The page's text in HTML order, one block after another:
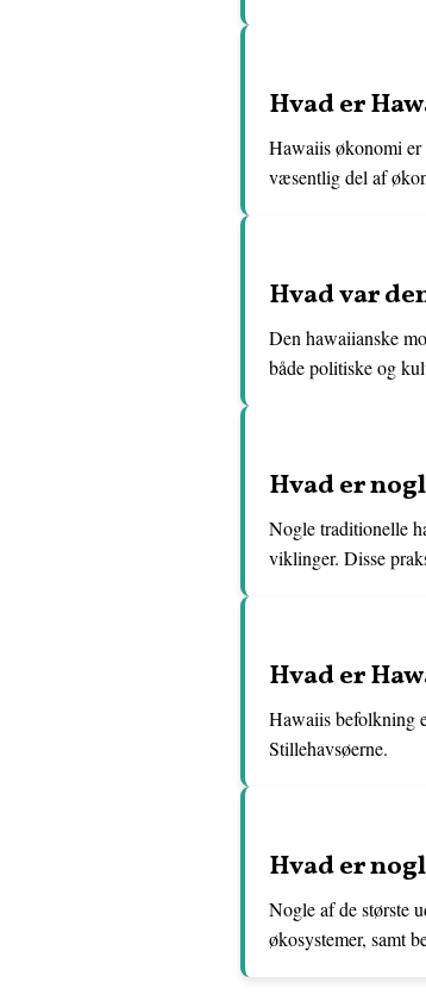
Hvad er
Hawaiis økonomi er
væsentlig del af
Hvad var
Den hawaiianske
både politiske og
Hvad er
Nogle traditionelle
viklinger. Disse
Hvad er
Hawaiis befolkning
Stillehavsøerne.
Hvad er
Nogle af de største
økosystemer, samt